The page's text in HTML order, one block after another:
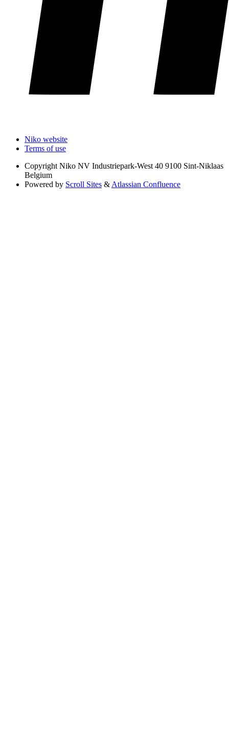
Niko website
Terms of use
Copyright Niko NV Industriepark-West 40 9100 Sint-Niklaas
Belgium
Powered by Scroll Sites & Atlassian Confluence